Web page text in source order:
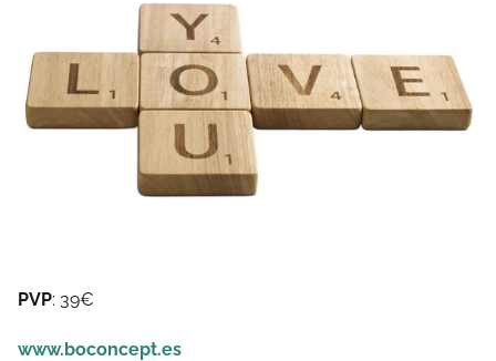
PVP: 39€
www.boconcept.es